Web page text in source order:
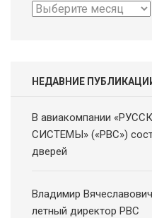
Архив
НЕДАВНИЕ
В авиакомпании
СИСТЕМЫ» («РВС»)
дверей
Владимир
летный директор РВС